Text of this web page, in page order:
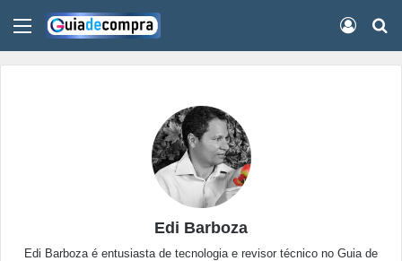
Menu
Edi Barboza
Edi Barboza é entusiasta de tecnologia e revisor técnico no Guia de